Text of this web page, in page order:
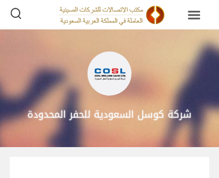
شركة كوسل السعودية للحفر المحدودة